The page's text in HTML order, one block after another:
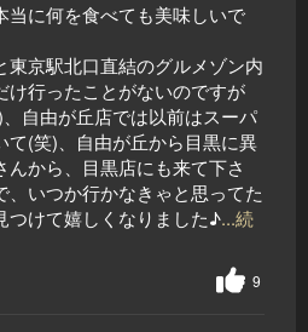
当に何を食べても美味しいで
東京駅北口直結のグルメゾン内
け行ったことがないのですが
自由が丘店では以前はスーパ
て(笑)、自由が丘から目黒に異
から、目黒店にも来て下さ
、いつか行かなきゃと思ってた
つけて嬉しくなりました♪...続
9